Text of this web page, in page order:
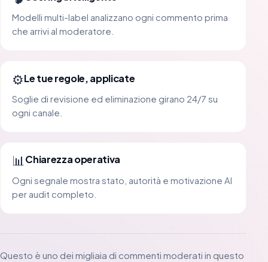
Modelli multi-label analizzano ogni commento prima
che arrivi al moderatore.
⚙️Le tue regole, applicate
Soglie di revisione ed eliminazione girano 24/7 su
ogni canale.
📊Chiarezza operativa
Ogni segnale mostra stato, autorità e motivazione AI
per audit completo.
Questo è uno dei migliaia di commenti moderati in questo